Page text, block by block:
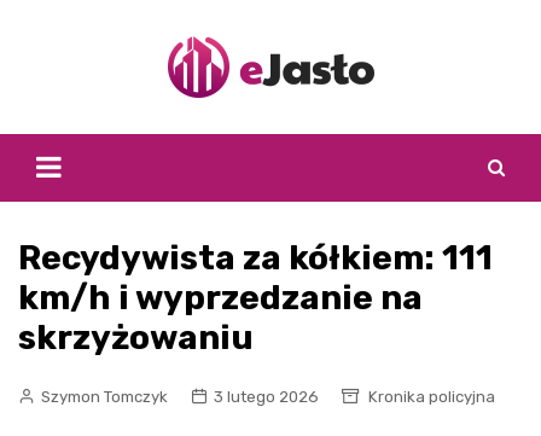
Recydywista za kółkiem: 111
km/h i wyprzedzanie na
skrzyżowaniu
Szymon Tomczyk 3 lutego 2026 Kronika policyjna